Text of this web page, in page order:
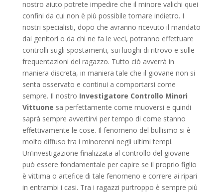
nostro aiuto potrete impedire che il minore valichi quei
confini da cui non è più possibile tornare indietro. I
nostri specialisti, dopo che avranno ricevuto il mandato
dai genitori o da chi ne fa le veci, potranno effettuare
controlli sugli spostamenti, sui luoghi di ritrovo e sulle
frequentazioni del ragazzo. Tutto ciò avverrà in
maniera discreta, in maniera tale che il giovane non si
senta osservato e continui a comportarsi come
sempre. Il nostro Investigatore Controllo Minori
Vittuone sa perfettamente come muoversi e quindi
saprà sempre avvertirvi per tempo di come stanno
effettivamente le cose. Il fenomeno del bullismo si è
molto diffuso tra i minorenni negli ultimi tempi.
Un’investigazione finalizzata al controllo del giovane
può essere fondamentale per capire se il proprio figlio
è vittima o artefice di tale fenomeno e correre ai ripari
in entrambi i casi. Tra i ragazzi purtroppo è sempre più